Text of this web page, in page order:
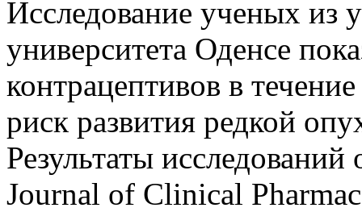
Исследование ученых
университета Оденсе
контрацептивов в
риск развития редкой
Результаты
Journal of Clinical